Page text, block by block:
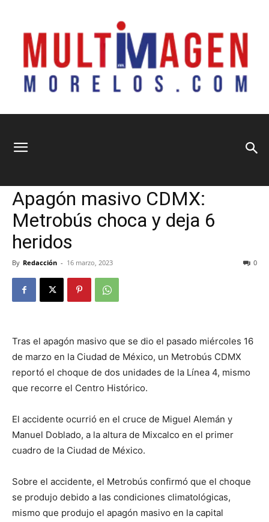
Morelos
Apagón masivo CDMX:
Metrobús choca y deja 6
heridos
By Redacción - 16 marzo, 2023 0
Tras el apagón masivo que se dio el pasado miércoles 16
de marzo en la Ciudad de México, un Metrobús CDMX
reportó el choque de dos unidades de la Línea 4, mismo
que recorre el Centro Histórico.
El accidente ocurrió en el cruce de Miguel Alemán y
Manuel Doblado, a la altura de Mixcalco en el primer
cuadro de la Ciudad de México.
Sobre el accidente, el Metrobús confirmó que el choque
se produjo debido a las condiciones climatológicas,
mismo que produjo el apagón masivo en la capital